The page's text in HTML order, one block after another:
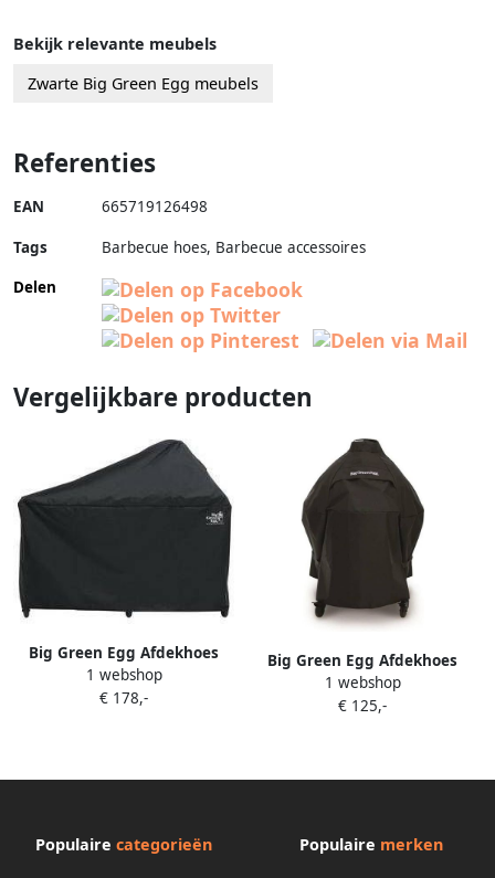
Bekijk relevante meubels
Zwarte Big Green Egg meubels
Referenties
EAN 665719126498
Tags
Barbecue hoes, Barbecue accessoires
Delen
Vergelijkbare producten
Big Green Egg Afdekhoes
voor EGG Frame + Expansion
Frame
1 webshop
€ 178,-
Big Green Egg Afdekhoes
Large
1 webshop
€ 125,-
Populaire categorieën Populaire merken